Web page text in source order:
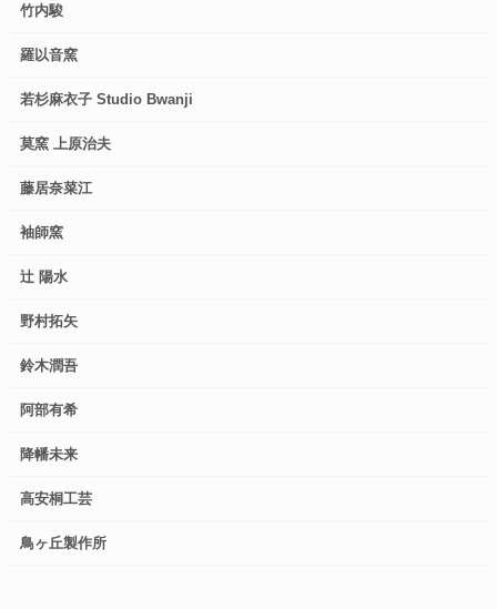
竹内駿
羅以音窯
若杉麻衣子 Studio Bwanji
莫窯 上原治夫
藤居奈菜江
袖師窯
辻 陽水
野村拓矢
鈴木潤吾
阿部有希
降幡未来
高安桐工芸
鳥ヶ丘製作所